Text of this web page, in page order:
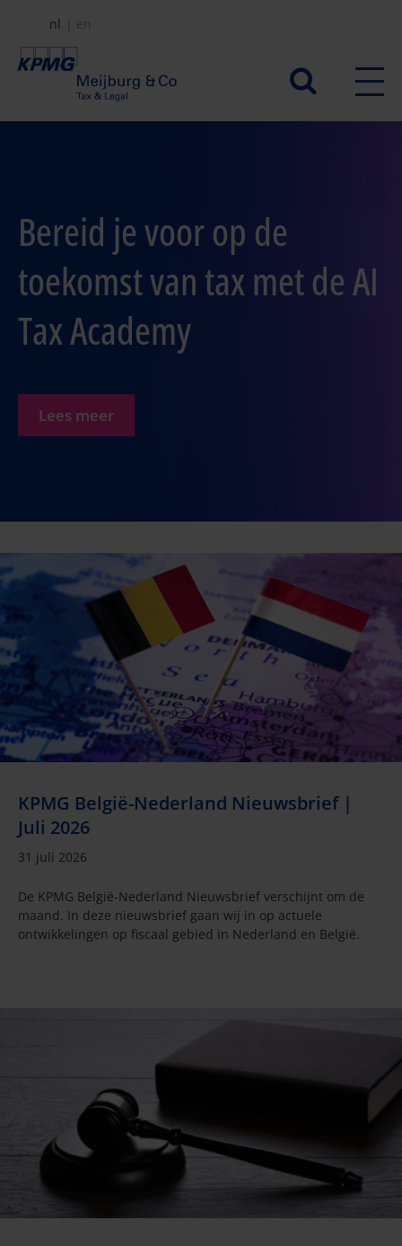
naar
Secundair
menu
nl en
Bereid je voor op de
toekomst van tax met de AI
Tax Academy
Lees meer
KPMG België-Nederland Nieuwsbrief |
Juli 2026
31 juli 2026
De KPMG België-Nederland Nieuwsbrief verschijnt om de
maand. In deze nieuwsbrief gaan wij in op actuele
ontwikkelingen op fiscaal gebied in Nederland en België.